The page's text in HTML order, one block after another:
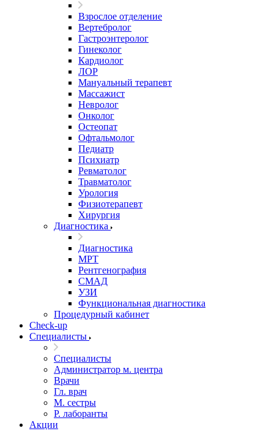
Взрослое отделение
Вертебролог
Гастроэнтеролог
Гинеколог
Кардиолог
ЛОР
Мануальный терапевт
Массажист
Невролог
Онколог
Остеопат
Офтальмолог
Педиатр
Психиатр
Ревматолог
Травматолог
Урология
Физиотерапевт
Хирургия
Диагностика
Диагностика
МРТ
Рентгенография
СМАД
УЗИ
Функциональная диагностика
Процедурный кабинет
Cheсk-up
Специалисты
Специалисты
Администратор м. центра
Врачи
Гл. врач
М. сестры
Р. лаборанты
Акции